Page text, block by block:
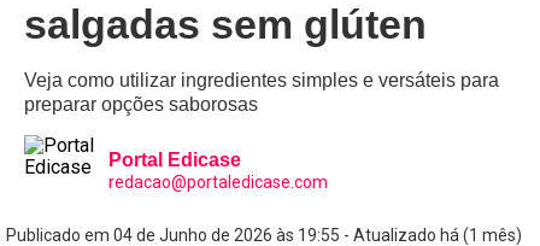
salgadas sem glúten
Veja como utilizar ingredientes simples e versáteis para
preparar opções saborosas
Portal Edicase
redacao@portaledicase.com
Publicado em 04 de Junho de 2026 às 19:55 - Atualizado há (1 mês)